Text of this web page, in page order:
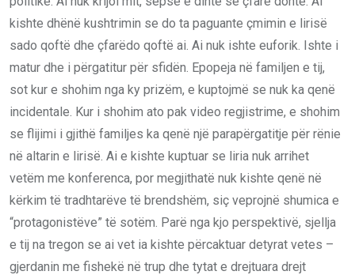
kishte dhënë kushtrimin se do ta paguante çmimin e lirisë
sado qoftë dhe çfarëdo qoftë ai. Ai nuk ishte euforik. Ishte i
matur dhe i përgatitur për sfidën. Epopeja në familjen e tij,
sot kur e shohim nga ky prizëm, e kuptojmë se nuk ka qenë
incidentale. Kur i shohim ato pak video regjistrime, e shohim
se flijimi i gjithë familjes ka qenë një parapërgatitje për rënie
në altarin e lirisë. Ai e kishte kuptuar se liria nuk arrihet
vetëm me konferenca, por megjithatë nuk kishte qenë në
kërkim të tradhtarëve të brendshëm, siç veprojnë shumica e
“protagonistëve” të sotëm. Parë nga kjo perspektivë, sjellja
e tij na tregon se ai vet ia kishte përcaktuar detyrat vetes –
gjerdanin me fishekë në trup dhe tytat e drejtuara drejt